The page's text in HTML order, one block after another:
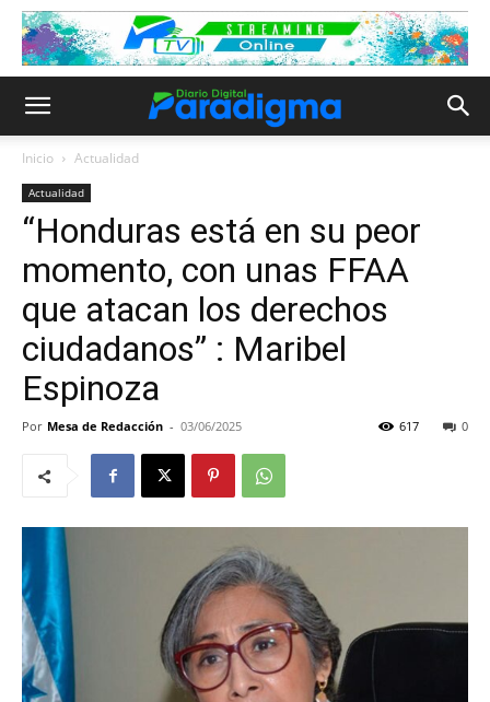
Inicio Actualidad
Actualidad
“Honduras está en su peor
momento, con unas FFAA
que atacan los derechos
ciudadanos” : Maribel
Espinoza
Por Mesa de Redacción - 03/06/2025 0
617